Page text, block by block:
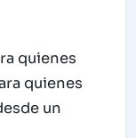
quienes
quienes
un